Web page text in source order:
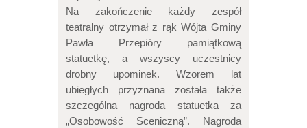
Na zakończenie każdy zespół
teatralny otrzymał z rąk Wójta Gminy
Pawła Przepióry pamiątkową
statuetkę, a wszyscy uczestnicy
drobny upominek. Wzorem lat
ubiegłych przyznana została także
szczególna nagroda statuetka za
„Osobowość Sceniczną”. Nagroda